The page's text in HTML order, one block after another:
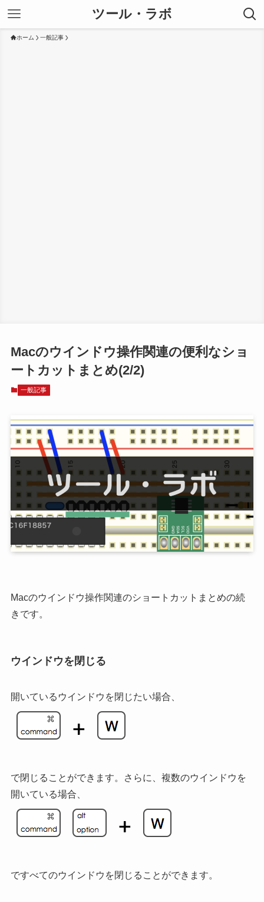
ツール・ラボ
ホーム 一般記事
Macのウインドウ操作関連の便利なショ
ートカットまとめ(2/2)
一般記事
Macのウインドウ操作関連のショートカットまとめの続
きです。
ウインドウを閉じる
開いているウインドウを閉じたい場合、
で閉じることができます。さらに、複数のウインドウを
開いている場合、
ですべてのウインドウを閉じることができます。